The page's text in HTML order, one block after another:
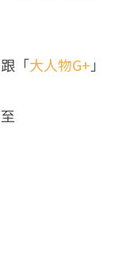
「大人物G+」